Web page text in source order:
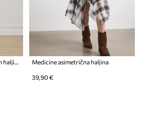
Lauren Ralph Lauren bodycon haljina Medicine asimetrična haljina
39,90 €